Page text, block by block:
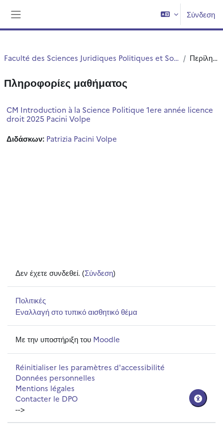
Σύνδεση
Faculté des Sciences Juridiques Politiques et Sociales Περίληψη
Πληροφορίες μαθήματος
CM Introduction à la Science Politique 1ere année licence
droit 2025 Pacini Volpe
Διδάσκων: Patrizia Pacini Volpe
Δεν έχετε συνδεθεί. (Σύνδεση)
Πολιτικές
Εναλλαγή στο τυπικό αισθητικό θέμα
Με την υποστήριξη του Moodle
Réinitialiser les paramètres d'accessibilité
Données personnelles
Mentions légales
Contacter le DPO
-->